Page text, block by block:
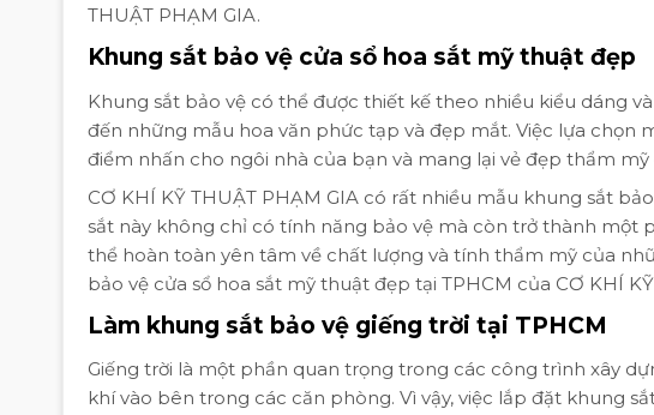
THUẬT PHẠM GIA.
Khung sắt bảo vệ cửa sổ hoa sắt mỹ thuật đẹp
Khung sắt bảo vệ có thể được thiết kế theo nhiều kiểu dáng
đến những mẫu hoa văn phức tạp và đẹp mắt. Việc lựa chọn
điểm nhấn cho ngôi nhà của bạn và mang lại vẻ đẹp thẩm mỹ
CƠ KHÍ KỸ THUẬT PHẠM GIA có rất nhiều mẫu khung sắt
sắt này không chỉ có tính năng bảo vệ mà còn trở thành một
thể hoàn toàn yên tâm về chất lượng và tính thẩm mỹ của
bảo vệ cửa sổ hoa sắt mỹ thuật đẹp tại TPHCM của CƠ KHÍ
Làm khung sắt bảo vệ giếng trời tại TPHCM
Giếng trời là một phần quan trọng trong các công trình xây
khí vào bên trong các căn phòng. Vì vậy, việc lắp đặt khung